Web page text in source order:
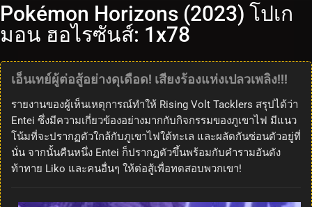
Pokémon Horizons (2023) โปเก
มอน ฮอไรซันส์: 1x78
เอ็นเทย์ผู้ต่อสู้อย่างดุเดือด! เสียงร้องแห่งเปลวเพลิง!!!
รายงานของผู้เห็นเหตุการณ์ทำให้ Rising Volt Tacklers สรุปได้ว่า
Entei ซึ่งมีความเกี่ยวข้องอย่างมากกับกิจกรรมของภูเขาไฟ มีแนว
โน้มที่จะปรากฏตัวใกล้กับภูเขาไฟใต้ทะเล และผลัดกันซ่อนตัวอยู่ที่
นั่น จากนั้นคืนหนึ่ง Entei ก็ปรากฏตัวขึ้นพร้อมกับคำรามอันดัง
ท้าทาย Liko และคนอื่นๆ ให้ต่อสู้เพื่อทดสอบพวกเขา!